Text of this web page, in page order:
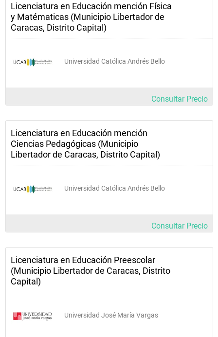
31E076
Prerequisito            88
  Práctica
Bases legales de
Venezuela
31B112
educativas
3H                2UC                  4UC                    5UC 2H              2UC 4H
3UC
Taller de
Razonamiento
Lógico
31G015
Licenciatura en Educación mención Física
y Matématicas (Municipio Libertador de
Caracas, Distrito Capital)
Universidad Católica Andrés Bello
Consultar Precio
Licenciatura en Educación mención
Ciencias Pedagógicas (Municipio
Libertador de Caracas, Distrito Capital)
Universidad Católica Andrés Bello
Consultar Precio
Licenciatura en Educación Preescolar
(Municipio Libertador de Caracas, Distrito
Capital)
Universidad José María Vargas